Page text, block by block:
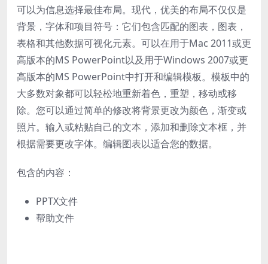
可以为信息选择最佳布局。现代，优美的布局不仅仅是
背景，字体和项目符号：它们包含匹配的图表，图表，
表格和其他数据可视化元素。可以在用于Mac 2011或更
高版本的MS PowerPoint以及用于Windows 2007或更
高版本的MS PowerPoint中打开和编辑模板。模板中的
大多数对象都可以轻松地重新着色，重塑，移动或移
除。您可以通过简单的修改将背景更改为颜色，渐变或
照片。输入或粘贴自己的文本，添加和删除文本框，并
根据需要更改字体。编辑图表以适合您的数据。
包含的内容：
PPTX文件
帮助文件